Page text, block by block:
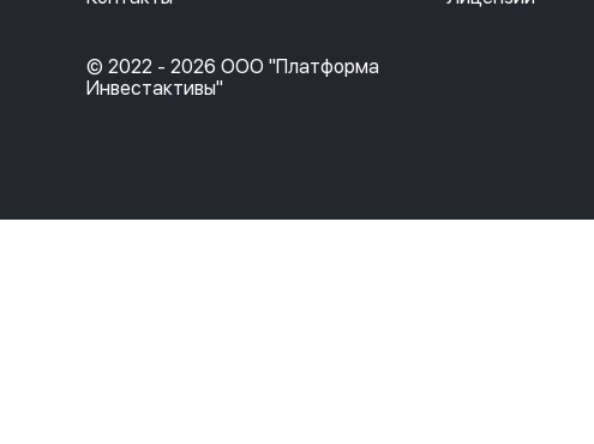
© 2022 - 2026 ООО "Платформа
Инвестактивы"